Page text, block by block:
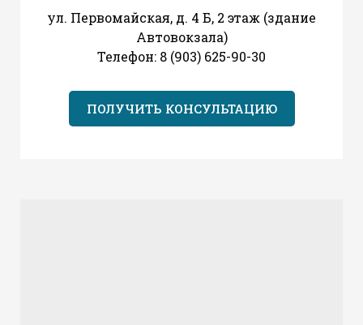
ул. Первомайская, д. 4 Б, 2 этаж (здание
Автовокзала)
Телефон: 8 (903) 625-90-30
ПОЛУЧИТЬ КОНСУЛЬТАЦИЮ